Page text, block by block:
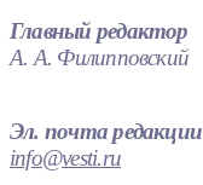
Главный редактор
А. А. Филипповский
Эл. почта редакции
info@vesti.ru